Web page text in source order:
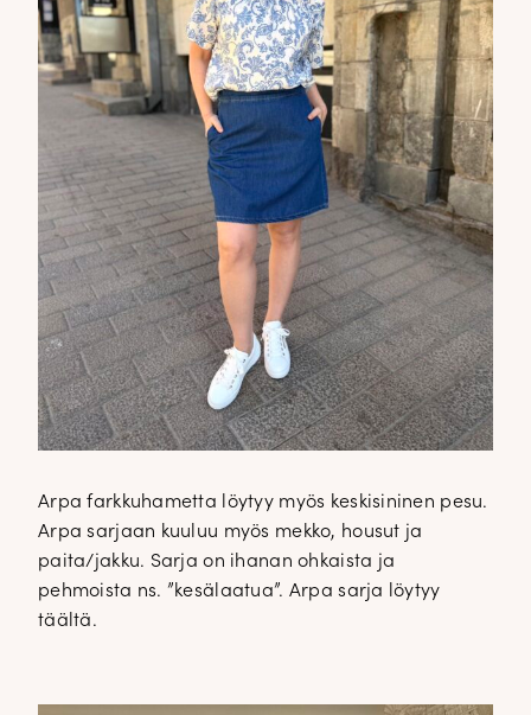
Arpa farkkuhametta löytyy myös keskisininen pesu.
Arpa sarjaan kuuluu myös mekko, housut ja
paita/jakku. Sarja on ihanan ohkaista ja
pehmoista ns. ”kesälaatua”. Arpa sarja löytyy
täältä.